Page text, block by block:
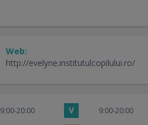
Web:
http://evelyne.institutulcopilului.ro/
9:00-20:00 V 9:00-20:00